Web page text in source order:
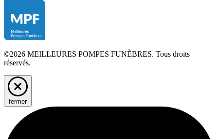
©2026 MEILLEURES POMPES FUNÈBRES. Tous droits
réservés.
fermer